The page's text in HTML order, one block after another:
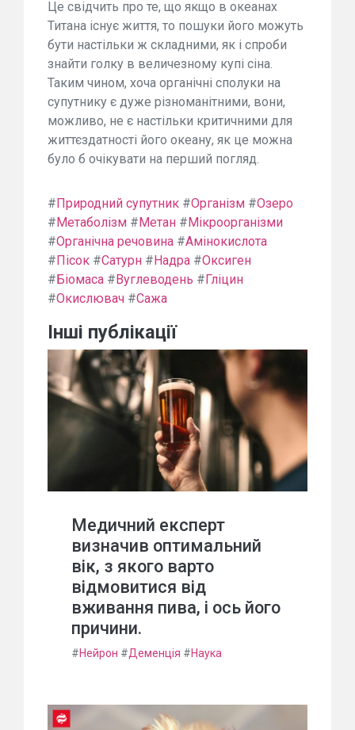
Це свідчить про те, що якщо в океанах
Титана існує життя, то пошуки його можуть
бути настільки ж складними, як і спроби
знайти голку в величезному купі сіна.
Таким чином, хоча органічні сполуки на
супутнику є дуже різноманітними, вони,
можливо, не є настільки критичними для
життєздатності його океану, як це можна
було б очікувати на перший погляд.
#Природний супутник #Організм #Озеро
#Метаболізм #Метан #Мікроорганізми
#Органічна речовина #Амінокислота
#Пісок #Сатурн #Надра #Оксиген
#Біомаса #Вуглеводень #Гліцин
#Окислювач #Сажа
Інші публікації
Медичний експерт
визначив оптимальний
вік, з якого варто
відмовитися від
вживання пива, і ось його
причини.
#Нейрон #Деменція #Наука